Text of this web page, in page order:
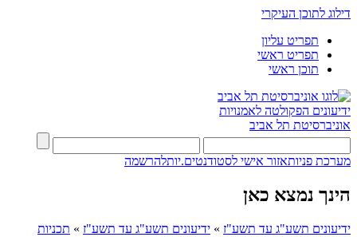
דילוג לתוכן העיקרי
תפריט עליון
תפריט ראשי
תוכן ראשי
ידיעונים הפקולטה לאמנויות
אוניברסיטת תל אביב
מערכת פניותאזור אישי לסטודנטים.יותלהרשמה
הינך נמצא כאן
ידיעונים תשע"ג עד תשע"ז » ידיעונים תשע"ג עד תשע"ז » תכניות